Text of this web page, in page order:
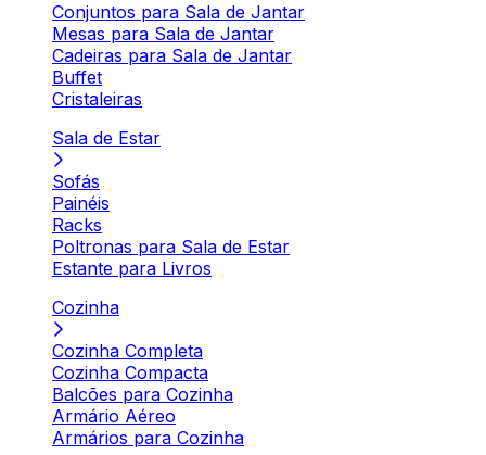
Conjuntos para Sala de Jantar
Mesas para Sala de Jantar
Cadeiras para Sala de Jantar
Buffet
Cristaleiras
Sala de Estar
Sofás
Painéis
Racks
Poltronas para Sala de Estar
Estante para Livros
Cozinha
Cozinha Completa
Cozinha Compacta
Balcões para Cozinha
Armário Aéreo
Armários para Cozinha